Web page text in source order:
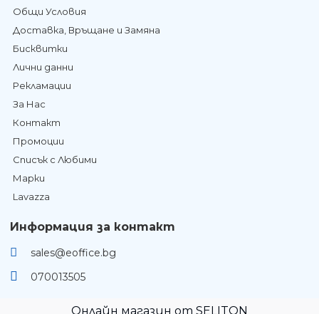
Общи Условия
Доставка, Връщане и Замяна
Бисквитки
Лични данни
Рекламации
За Нас
Контакт
Промоции
Списък с Любими
Марки
Lavazza
Информация за контакт
sales@eoffice.bg
070013505
Онлайн магазин от SELITON